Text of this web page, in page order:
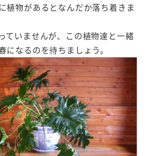
植物があるとなんだか落ち着きま
ていませんが、この植物達と一緒
になるのを待ちましょう。